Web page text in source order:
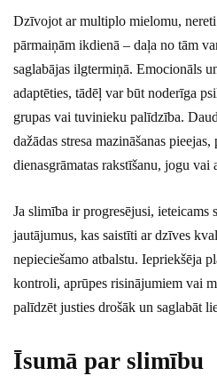
Dzīvojot ar multiplo mielomu,
pārmaiņām ikdienā – daļa no tām
saglabājas ilgtermiņā. Emocionāls
adaptēties, tādēļ var būt noderīga
grupas vai tuvinieku palīdzība.
dažādas stresa mazināšanas
dienasgrāmatas rakstīšanu, jogu
Ja slimība ir progresējusi,
jautājumus, kas saistīti ar dzīves
nepieciešamo atbalstu. Iepriekšēja
kontroli, aprūpes risinājumiem vai
palīdzēt justies drošāk un saglabāt
Īsumā par slimību